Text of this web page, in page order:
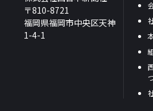
〒810-8721
福岡県福岡市中央区天神
1-4-1